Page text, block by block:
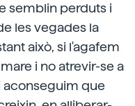
semblin perduts i
les vegades la
això, si l'agafem
i no atrevir-se a
aconseguim que